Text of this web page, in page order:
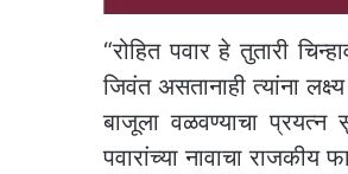
“रोहित पवार हे तुतारी
जिवंत असतानाही त्यांना
बाजूला वळवण्याचा
पवारांच्या नावाचा राजकीय